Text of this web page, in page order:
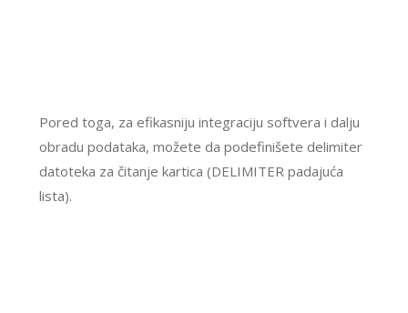
Pored toga, za efikasniju integraciju softvera i dalju
obradu podataka, možete da podefinišete delimiter
datoteka za čitanje kartica (DELIMITER padajuća
lista).